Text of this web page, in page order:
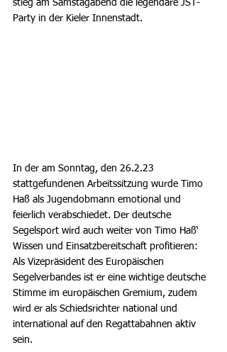
stieg am Samstagabend die legendäre JST-
Party in der Kieler Innenstadt.
In der am Sonntag, den 26.2.23
stattgefundenen Arbeitssitzung wurde Timo
Haß als Jugendobmann emotional und
feierlich verabschiedet. Der deutsche
Segelsport wird auch weiter von Timo Haß‘
Wissen und Einsatzbereitschaft profitieren:
Als Vizepräsident des Europäischen
Segelverbandes ist er eine wichtige deutsche
Stimme im europäischen Gremium, zudem
wird er als Schiedsrichter national und
international auf den Regattabahnen aktiv
sein.